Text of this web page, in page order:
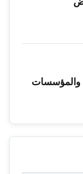
والمؤسسات